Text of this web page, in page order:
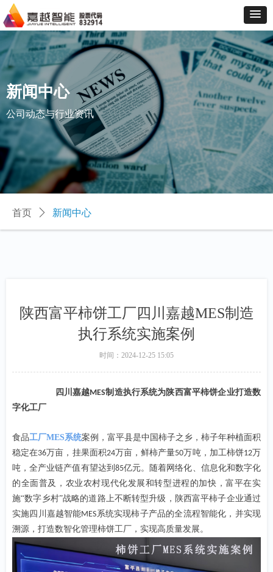
陕西富平柿饼工厂四川嘉越MES制造
执行系统实施案例
时间： 2024-12-25 15:05
四川嘉越MES制造执行系统为陕西富平柿饼企业打造数
字化工厂
食品工厂MES系统案例，富平县是中国柿子之乡，柿子年种植面积
稳定在36万亩，挂果面积24万亩，鲜柿产量50万吨，加工柿饼12万
吨，全产业链产值有望达到 85亿元。随着网络化、信息化和数字化
的全面普及，农业农村现代化发展和转型进程的加快，富平在实
施“数字乡村”战略的道路上不断转型升级，陕西富平柿子企业通过
实施四川嘉越智能MES系统实现柿子产品的全流程智能化，并实现
溯源，打造数智化管理柿饼工厂，实现高质量发展。
首页 ꄲ 新闻中心
新闻中心
公司动态与行业资讯